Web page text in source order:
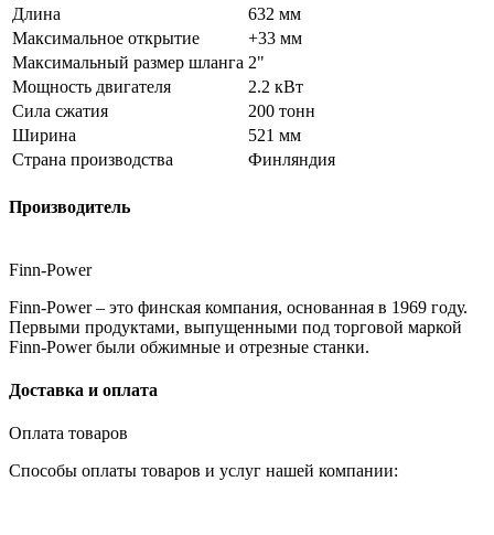
Длина
632 мм
Максимальное открытие
+33 мм
Максимальный размер шланга 2"
Мощность двигателя
2.2 кВт
Сила сжатия
200 тонн
Ширина
521 мм
Страна производства
Финляндия
Производитель
Finn-Power
Finn-Power – это финская компания, основанная в 1969 году.
Первыми продуктами, выпущенными под торговой маркой
Finn-Power были обжимные и отрезные станки.
Доставка и оплата
Оплата товаров
Способы оплаты товаров и услуг нашей компании: